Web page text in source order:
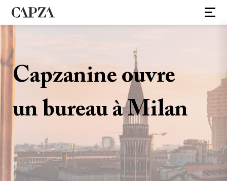
Capzanine ouvre
un bureau à Milan